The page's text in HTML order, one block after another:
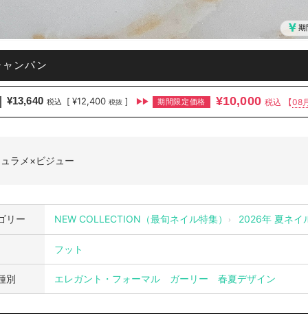
期
ンパン
¥13,640 税込 [ ¥12,400 税抜 ] 期間限定価格 ¥10,000 税込 【08
ラメ×ビジュー
リー NEW COLLECTION（最旬ネイル特集） 2026年 夏ネイ
フット
別 エレガント・フォーマル ガーリー 春夏デザイン